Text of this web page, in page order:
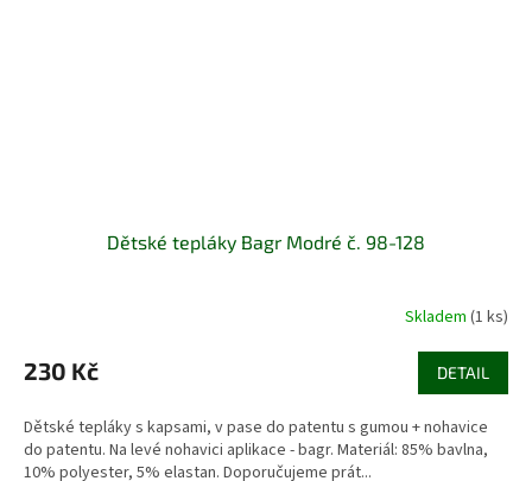
Dětské tepláky Bagr Modré č. 98-128
Skladem (1 ks)
230 Kč DETAIL
Dětské tepláky s kapsami, v pase do patentu s gumou + nohavice
do patentu. Na levé nohavici aplikace - bagr. Materiál: 85% bavlna,
10% polyester, 5% elastan. Doporučujeme prát...